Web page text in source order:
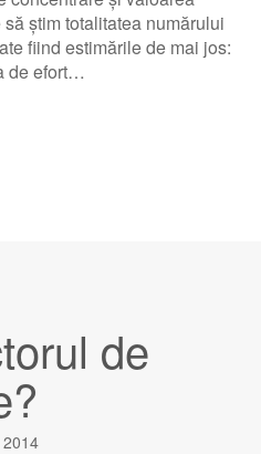
știm totalitatea numărului
fiind estimările de mai jos:
de efort…
de